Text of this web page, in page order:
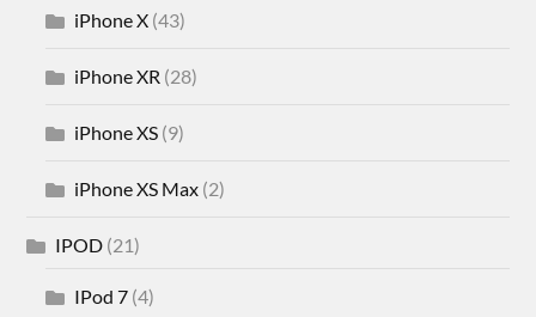
iPhone X (43)
iPhone XR (28)
iPhone XS (9)
iPhone XS Max (2)
IPOD (21)
IPod 7 (4)